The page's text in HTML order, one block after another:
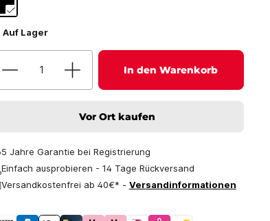
Auf Lager
In den Warenkorb
Vor Ort kaufen
5 Jahre Garantie bei Registrierung
Einfach ausprobieren - 14 Tage Rückversand
Versandkostenfrei ab 40€* - Versandinformationen